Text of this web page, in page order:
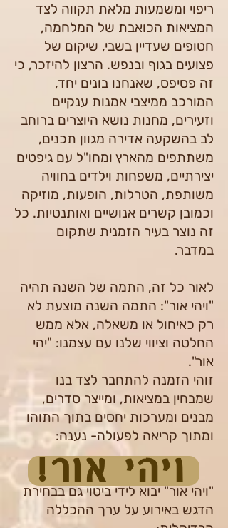
ריפוי ומשמעות מלאת תקווה לצד
המציאות הכואבת של המלחמה,
חטופים שעדיין בשבי, שיקום של
פצועים בגוף ובנפש. הרצון להיזכר, כי
זה פסיפס, שאנחנו בונים יחד,
המורכב ממיצבי אמנות ענקיים
וזעירים, מחנות נושא היוצרים ברוחב
לב בהשקעה אדירה מגוון תכנים,
משתתפים מהארץ ומחו"ל עם גיפטים
יצירתיים, משפחות וילדים בחוויה
משותפת, הטרלות, הופעות, מוזיקה
וכמובן קשרים אנושיים ואותנטיות. כל
זה נוצר בעיר הזמנית שתקום
במדבר.
לאור כל זה, התמה של השנה תהיה
"ויהי אור": התמה השנה מוצעת לא
רק כאיחול או משאלה, אלא ממש
החלטה וציווי שלנו עם עצמנו: "יהי
אור".
זוהי הזמנה להתחבר לצד בנו
שמבחין במציאות, ומייצר סדרים,
מבנים ומערכות יחסים בתוך התוהו
ומתוך קריאה לפעולה- נענה:
"ויהי אור" יבוא לידי ביטוי גם בבחירת
הדגש באירוע על ערך ההכללה
ויהי אור!